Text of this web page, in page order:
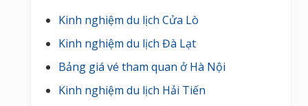
Kinh nghiệm du lịch Cửa Lò
Kinh nghiệm du lịch Đà Lạt
Bảng giá vé tham quan ở Hà Nội
Kinh nghiệm du lịch Hải Tiến